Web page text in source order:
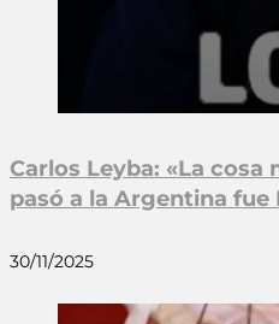
Carlos Leyba: «La cosa
pasó a la Argentina fue
30/11/2025